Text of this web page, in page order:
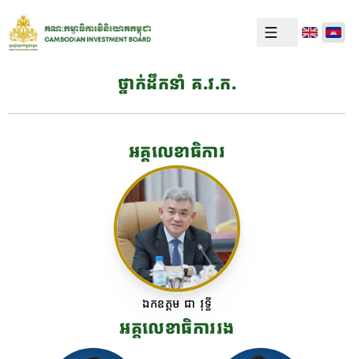
ថ្នាក់ដឹកនាំ គ.វ.ក.
អគ្គលេខាធិការ
ឯកឧត្តម ជា វុទ្ធី
អគ្គលេខាធិការរង